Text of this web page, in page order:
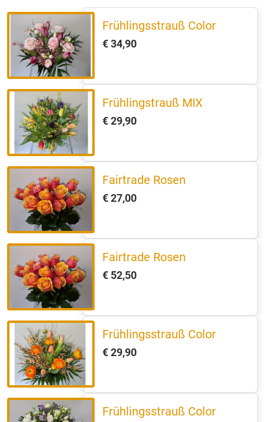
Frühlingsstrauß Color
€ 34,90
Frühlingstrauß MIX
€ 29,90
Fairtrade Rosen
€ 27,00
Fairtrade Rosen
€ 52,50
Frühlingsstrauß Color
€ 29,90
Frühlingsstrauß Color